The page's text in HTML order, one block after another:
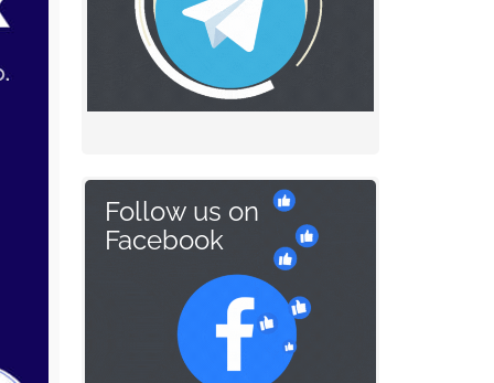
Follow us on
Facebook